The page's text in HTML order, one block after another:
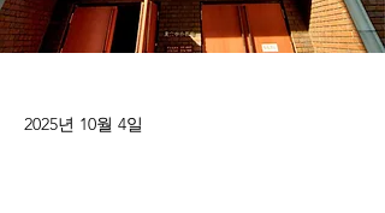
2025년 10월 4일